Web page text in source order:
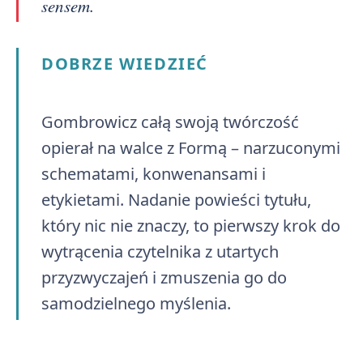
sensem.
DOBRZE WIEDZIEĆ
Gombrowicz całą swoją twórczość
opierał na walce z Formą – narzuconymi
schematami, konwenansami i
etykietami. Nadanie powieści tytułu,
który nic nie znaczy, to pierwszy krok do
wytrącenia czytelnika z utartych
przyzwyczajeń i zmuszenia go do
samodzielnego myślenia.